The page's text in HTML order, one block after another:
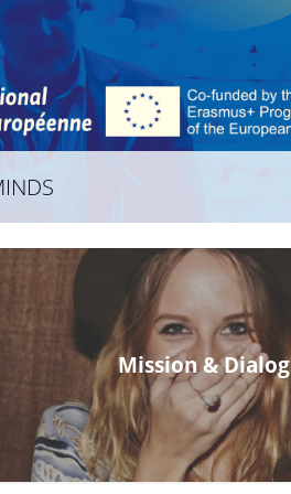
Mission & Dialog